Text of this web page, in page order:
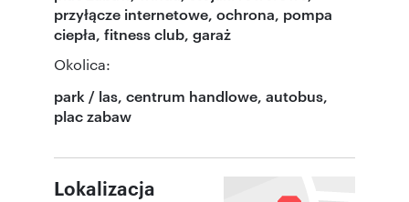
przyłącze internetowe, ochrona, pompa
ciepła, fitness club, garaż
Okolica:
park / las, centrum handlowe, autobus,
plac zabaw
Lokalizacja